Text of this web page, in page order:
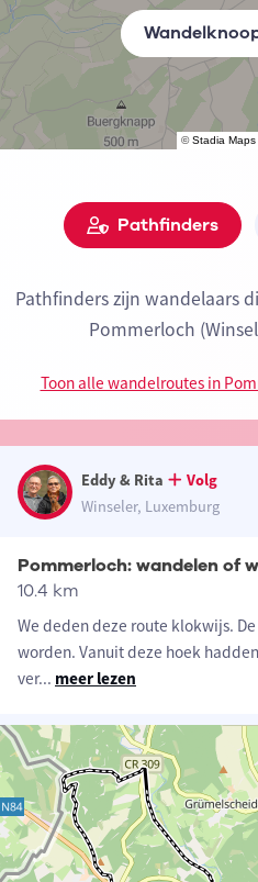
©Stadia Maps
Pathfinders
Pathfinders zijn wandelaars
Pommerloch
Toon alle wandelroutes in
Eddy & Rita
Volg
Winseler, Luxemburg
Pommerloch: wandelen of
10.4 km
We deden deze route klokwijs.
worden. Vanuit deze hoek
ver... meer lezen